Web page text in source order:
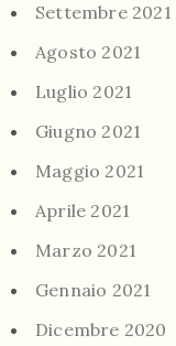
Settembre 2021
Agosto 2021
Luglio 2021
Giugno 2021
Maggio 2021
Aprile 2021
Marzo 2021
Gennaio 2021
Dicembre 2020